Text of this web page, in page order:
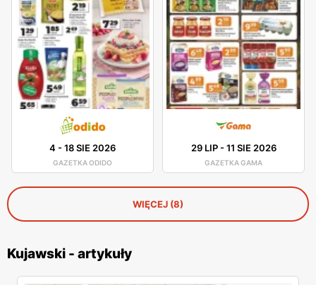
4 -18 SIE 2026
GAZETKA ODIDO
29 LIP-11 SIE 2026
GAZETKA GAMA
WIĘCEJ (8)
Kujawski - artykuły